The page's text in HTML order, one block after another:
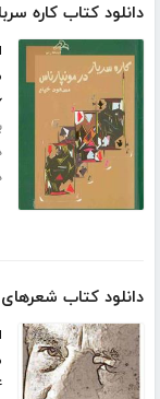
دانلود کتاب کاره
دانلود کتاب شعرهای